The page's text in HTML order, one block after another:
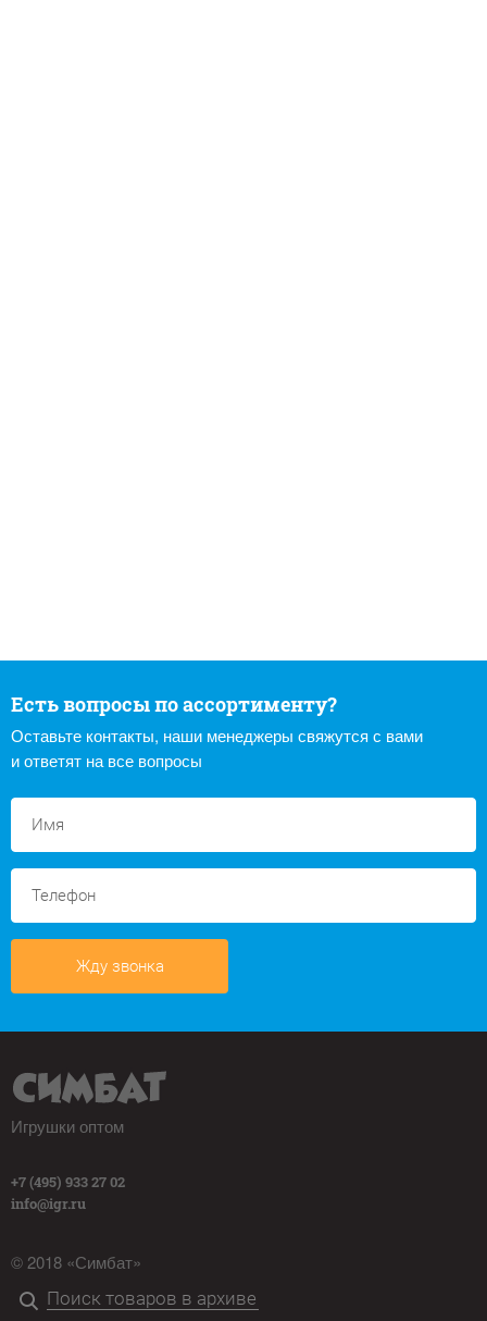
Есть вопросы по ассортименту?
Оставьте контакты, наши менеджеры свяжутся с вами
и ответят на все вопросы
Жду звонка
Игрушки оптом
+7 (495) 933 27 02
info@igr.ru
© 2018 «Симбат»